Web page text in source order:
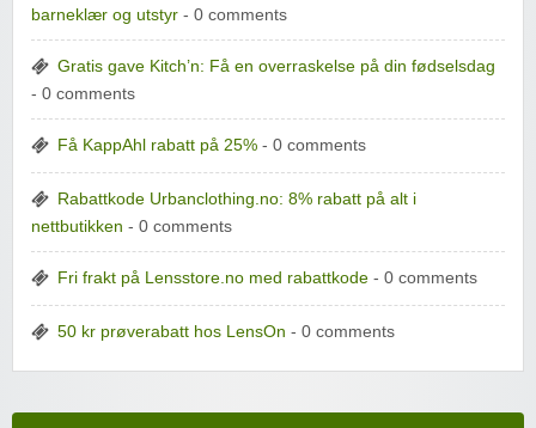
barneklær og utstyr - 0 comments
Gratis gave Kitch’n: Få en overraskelse på din fødselsdag
- 0 comments
Få KappAhl rabatt på 25% - 0 comments
Rabattkode Urbanclothing.no: 8% rabatt på alt i
nettbutikken - 0 comments
Fri frakt på Lensstore.no med rabattkode - 0 comments
50 kr prøverabatt hos LensOn - 0 comments